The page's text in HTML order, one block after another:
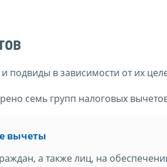
подвиды в зависимости от их
семь групп налоговых
вычеты
а также лиц, на